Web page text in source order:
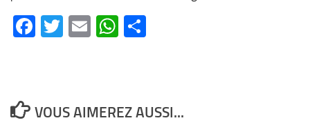
Facebook
Twitter
EmailWhatsApp
VOUS AIMEREZ AUSSI...